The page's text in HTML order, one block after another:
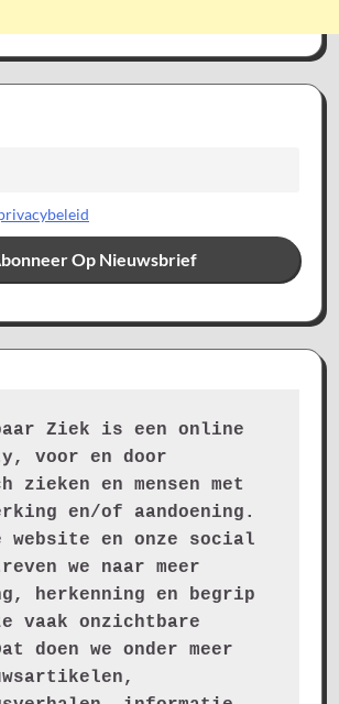
Ziek is een online
voor en door
zieken en mensen met
en/of aandoening.
website en onze social
we naar meer
herkenning en begrip
vaak onzichtbare
doen we onder meer